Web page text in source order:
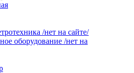
/нет на сайте/
оборудование /нет на